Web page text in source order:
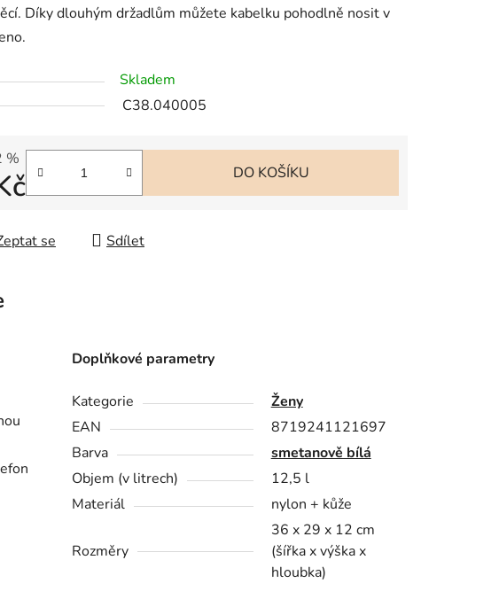
Díky dlouhým držadlům můžete kabelku pohodlně nosit v
Skladem
C38.040005
%
DO KOŠÍKU
se Sdílet
Doplňkové parametry
Kategorie
Ženy
EAN
8719241121697
Barva
smetanově bílá
Objem (v litrech)
12,5 l
Materiál
nylon + kůže
Rozměry
36 x 29 x 12 cm
(šířka x výška x
hloubka)